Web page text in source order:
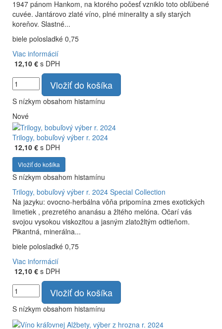
1947 pánom Hankom, na ktorého počesť vzniklo toto obľúbené
cuvée. Jantárovo zlaté víno, plné minerality a sily starých
koreňov. Slastné...
biele polosladké 0,75
Viac informácií
12,10 € s DPH
Vložiť do košíka
S nízkym obsahom histamínu
Nové
Trilogy, bobuľový výber r. 2024
12,10 € s DPH
Vložiť do košíka
S nízkym obsahom histamínu
Trilogy, bobuľový výber r. 2024 Special Collection
Na jazyku: ovocno-herbálna vôňa pripomína zmes exotických
limetiek , prezretého ananásu a žltého melóna. Očarí vás
svojou vysokou viskozitou a jasným zlatožltým odtieňom.
Pikantná, minerálna...
biele polosladké 0,75
Viac informácií
12,10 € s DPH
Vložiť do košíka
S nízkym obsahom histamínu